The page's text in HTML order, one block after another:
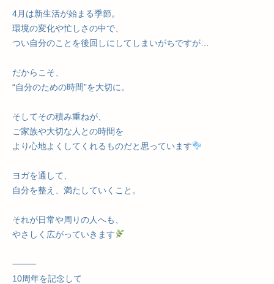
4月は新生活が始まる季節。
環境の変化や忙しさの中で、
つい自分のことを後回しにしてしまいがちですが…
だからこそ、
“自分のための時間”を大切に。
そしてその積み重ねが、
ご家族や大切な人との時間を
より心地よくしてくれるものだと思っています
ヨガを通して、
自分を整え、満たしていくこと。
それが日常や周りの人へも、
やさしく広がっていきます
⸻
10周年を記念して